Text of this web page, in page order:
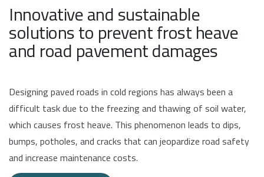
Innovative and sustainable
solutions to prevent frost heave
and road pavement damages
Designing paved roads in cold regions has always been a
difficult task due to the freezing and thawing of soil water,
which causes frost heave. This phenomenon leads to dips,
bumps, potholes, and cracks that can jeopardize road safety
and increase maintenance costs.